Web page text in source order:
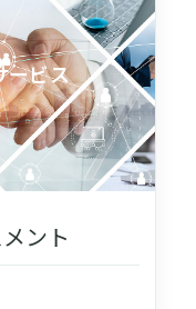
ービス
ント